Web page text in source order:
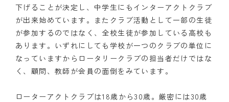
下げることが決定し、中学生にもインターアクトクラブ
が出来始めています。またクラブ活動として一部の生徒
が参加するのではなく、全校生徒が参加している高校も
あります。いずれにしても学校が一つのクラブの単位に
なっていますからロータリークラブの担当者だけではな
く、顧問、教師が会員の面倒をみています。
ローターアクトクラブは18歳から30歳。厳密には30歳